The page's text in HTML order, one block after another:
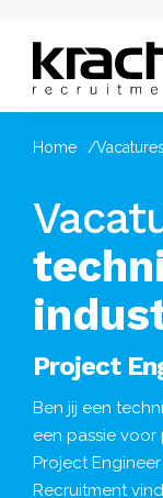
Home Vacatures
Project
Ben jij een
een passie voor
Project
Recruitment